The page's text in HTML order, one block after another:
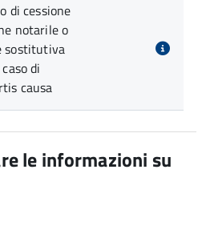
di cessione
notarile o
sostitutiva
di
causa
le informazioni su